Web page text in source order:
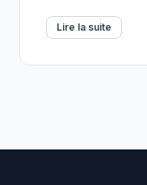
Lire la suite